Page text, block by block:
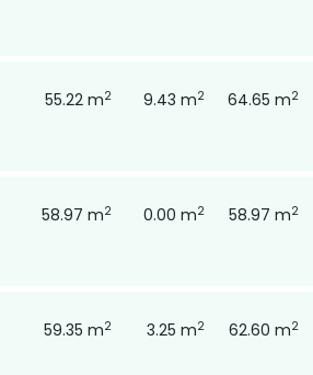
55.22 m2 9.43 m2 64.65 m2
58.97 m2 0.00 m2 58.97 m2
59.35 m2 3.25 m2 62.60 m2